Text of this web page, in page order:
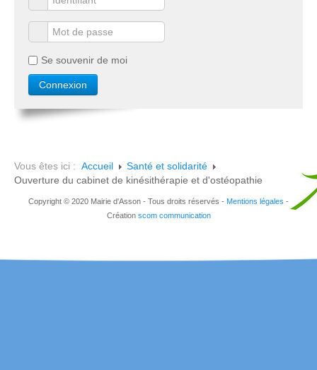
Se souvenir de moi
Vous êtes ici : Accueil
Santé et solidarité
Ouverture du cabinet de kinésithérapie et d'ostéopathie
Copyright © 2020 Mairie d'Asson - Tous droits réservés - Mentions légales -
Création scom communication